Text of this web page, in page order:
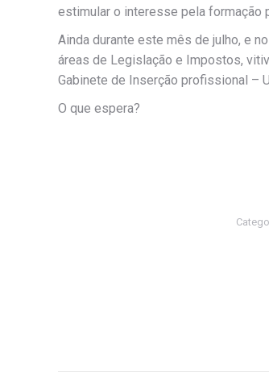
estimular o interesse pela formação
Ainda durante este mês de julho, e
áreas de Legislação e Impostos,
Gabinete de Inserção profissional –
O que espera?